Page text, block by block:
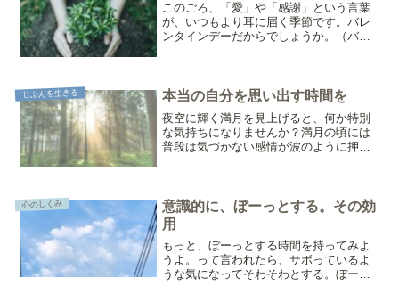
このごろ、「愛」や「感謝」という言葉
が、いつもより耳に届く季節です。バレ
ンタインデーだからでしょうか。（バレ
けれど、アメリカでは「身...
じぶんを生きる 本当の自分を思い出す時間を
夜空に輝く満月を見上げると、何か特別
な気持ちになりませんか？満月の頃には
普段は気づかない感情が波のように押し
か。昨夜のわたしが、そうで...
心のしくみ
意識的に、ぼーっとする。その効
用
もっと、ぼーっとする時間を持ってみよ
うよ。って言われたら、サボっているよ
うな気になってそわそわとする。ぼーっ